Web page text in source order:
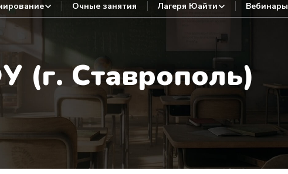
Очные занятия Лагеря Юайти Вебинары
(г. Ставрополь)